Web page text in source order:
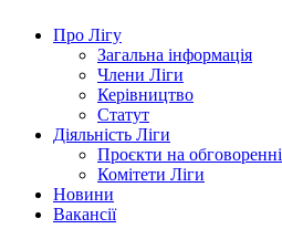
Про Лігу
Загальна інформація
Члени Ліги
Керівництво
Статут
Діяльність Ліги
Проєкти на обговоренні
Комітети Ліги
Новини
Вакансії